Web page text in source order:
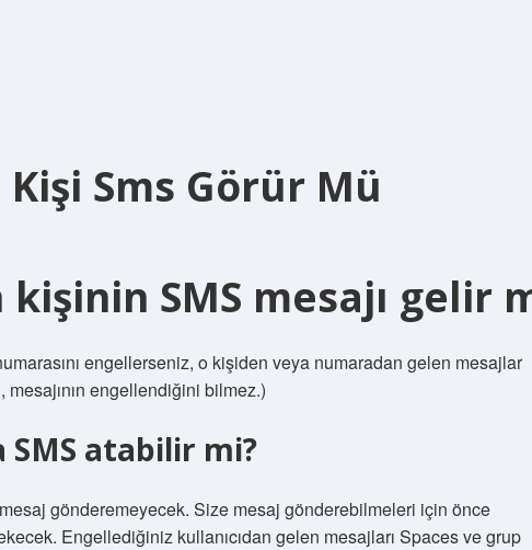
Sms Görür Mü
SMS mesajı gelir
engellerseniz, o kişiden veya numaradan gelen mesajlar
engellendiğini bilmez.)
SMS atabilir mi?
gönderemeyecek. Size mesaj gönderebilmeleri için önce
Engellediğiniz kullanıcıdan gelen mesajları Spaces ve grup